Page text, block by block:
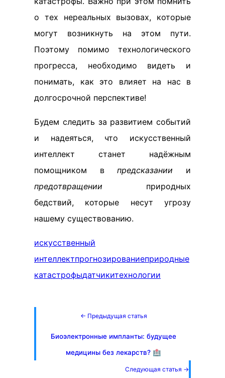
о тех нереальных вызовах, которые
могут возникнуть на этом пути.
Поэтому помимо технологического
прогресса, необходимо видеть и
понимать, как это влияет на нас в
долгосрочной перспективе!
Будем следить за развитием событий
и надеяться, что искусственный
интеллект станет надёжным
помощником впредсказании и
предотвращении природных
бедствий, которые несут угрозу
нашему существованию.
искусственный
интеллектпрогнозированиеприродные
катастрофыдатчикитехнологии
← Предыдущая статья
Биоэлектронные импланты: будущее
медицины без лекарств? 🏥
Следующая статья →